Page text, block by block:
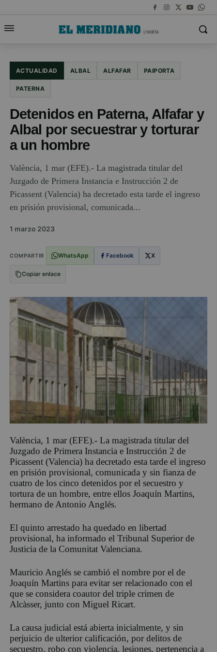
ACTUALIDAD ALBAL ALFAFAR PAIPORTA
PATERNA
Detenidos en Paterna, Alfafar y
Albal por secuestrar y torturar
a un hombre
València, 1 mar (EFE).- La magistrada titular del
Juzgado de Primera Instancia e Instrucción 2 de
Picassent (Valencia) ha decretado esta tarde el ingreso
en prisión provisional, comunicada...
1 marzo 2023
COMPARTIR WhatsApp Facebook X
Copiar enlace
València, 1 mar (EFE).- La magistrada titular del
Juzgado de Primera Instancia e Instrucción 2 de
Picassent (Valencia) ha decretado esta tarde el ingreso
en prisión provisional, comunicada y sin fianza de
cuatro de los cinco detenidos por el secuestro y
tortura de un hombre, entre ellos Joaquín Martins,
hermano de Antonio Anglés.
El quinto arrestado ha quedado en libertad
provisional, ha informado el Tribunal Superior de
Justicia de la Comunitat Valenciana.
Mauricio Anglés se cambió el nombre por el de
Joaquín Martins para evitar ser relacionado con el
que se considera coautor del triple crimen de
Alcàsser, junto con Miguel Ricart.
La causa judicial está abierta inicialmente, y sin
perjuicio de ulterior calificación, por delitos de
secuestro, robo con violencia, lesiones, pertenencia a